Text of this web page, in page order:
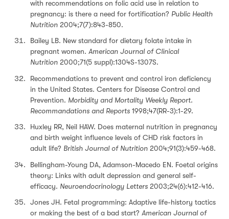
with recommendations on folic acid use in relation to
pregnancy: is there a need for fortification? Public Health
Nutrition 2004;7(7):843-850.
Bailey LB. New standard for dietary folate intake in
pregnant women. American Journal of Clinical
Nutrition 2000;71(5 suppl):1304S-1307S.
Recommendations to prevent and control iron deficiency
in the United States. Centers for Disease Control and
Prevention. Morbidity and Mortality Weekly Report.
Recommandations and Reports 1998;47(RR-3):1-29.
Huxley RR, Neil HAW. Does maternal nutrition in pregnancy
and birth weight influence levels of CHD risk factors in
adult life? British Journal of Nutrition 2004;91(3):459-468.
Bellingham-Young DA, Adamson-Macedo EN. Foetal origins
theory: Links with adult depression and general self-
efficacy. Neuroendocrinology Letters 2003;24(6):412-416.
Jones JH. Fetal programming: Adaptive life-history tactics
or making the best of a bad start? American Journal of